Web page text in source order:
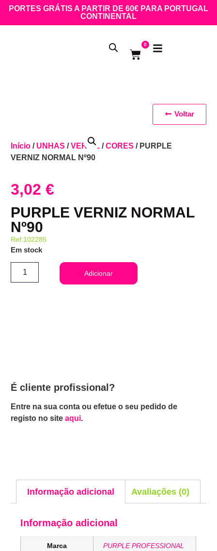
PORTES GRÁTIS A PARTIR DE 60€ PARA PORTUGAL
CONTINENTAL
0
Início / UNHAS /VERNIZ /CORES / PURPLE
VERNIZ NORMAL Nº90
3,02€
PURPLE VERNIZ NORMAL
Nº90
Ref:102285
Em stock
Adicionar
É cliente profissional?
Entre na sua conta ou efetue o seu pedido de
registo no siteaqui.
Voltar
Informação adicional Avaliações (0)
Informação adicional
Marca PURPLE PROFESSIONAL